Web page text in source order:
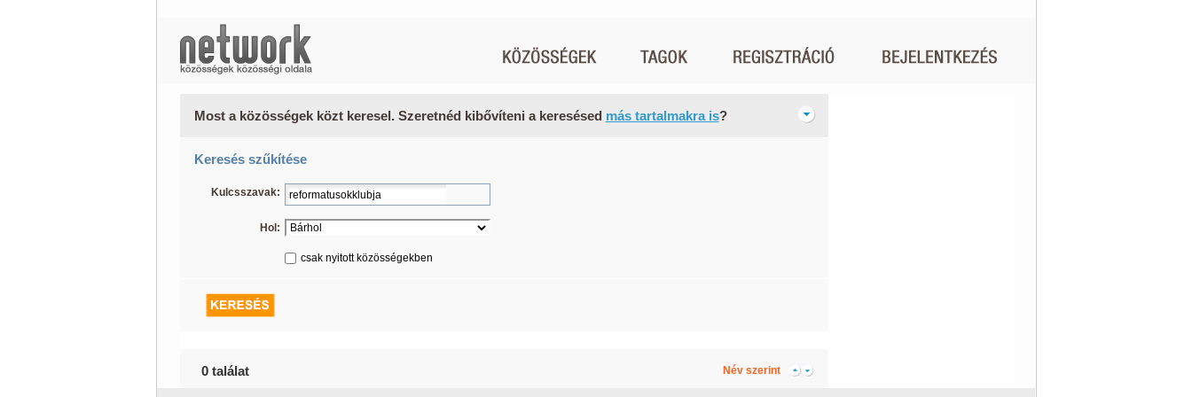
Most a közösségek közt keresel. Szeretnéd kibővíteni a keresésed más tartalmakra is?
Keresés szűkítése
Kulcsszavak:
Hol:
csak nyitott közösségekben
0 találat Név szerint